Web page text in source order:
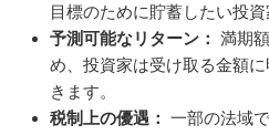
目標のために貯蓄したい投資
予測可能なリターン： 満期
め、投資家は受け取る金額
きます。
税制上の優遇： 一部の法域